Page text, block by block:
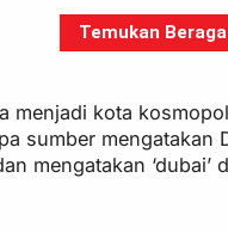
Temukan
menjadi kota
sumber mengatakan
mengatakan ‘dubai’